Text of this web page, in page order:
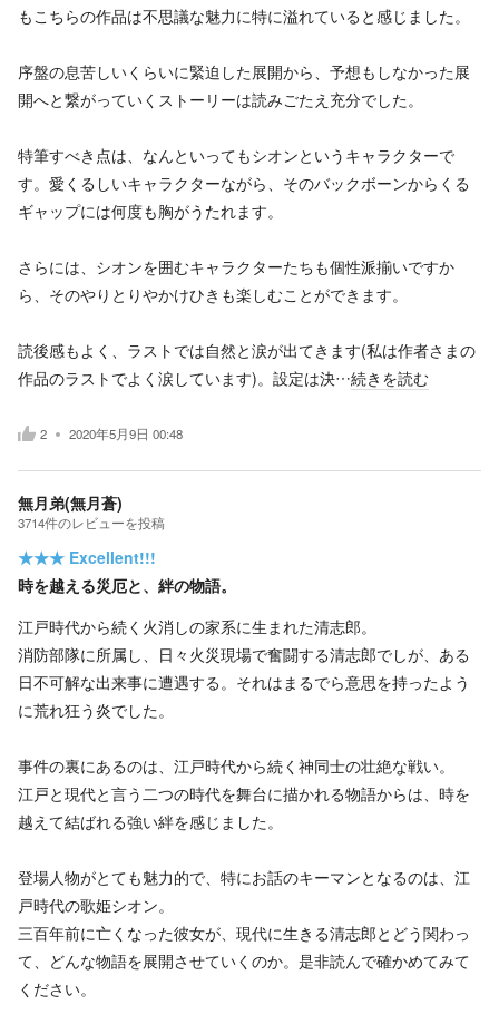
もこちらの作品は不思議な魅力に特に溢れていると感じました。
序盤の息苦しいくらいに緊迫した展開から、予想もしなかった展
開へと繋がっていくストーリーは読みごたえ充分でした。
特筆すべき点は、なんといってもシオンというキャラクターで
す。愛くるしいキャラクターながら、そのバックボーンからくる
ギャップには何度も胸がうたれます。
さらには、シオンを囲むキャラクターたちも個性派揃いですか
ら、そのやりとりやかけひきも楽しむことができます。
読後感もよく、ラストでは自然と涙が出てきます(私は作者さまの
作品のラストでよく涙しています)。設定は決…続きを読む
2 2020年5月9日 00:48
無月弟(無月蒼)
3714件のレビューを投稿
★★★ Excellent!!!
時を越える災厄と、絆の物語。
江戸時代から続く火消しの家系に生まれた清志郎。
消防部隊に所属し、日々火災現場で奮闘する清志郎でしが、ある
日不可解な出来事に遭遇する。それはまるでら意思を持ったよう
に荒れ狂う炎でした。
事件の裏にあるのは、江戸時代から続く神同士の壮絶な戦い。
江戸と現代と言う二つの時代を舞台に描かれる物語からは、時を
越えて結ばれる強い絆を感じました。
登場人物がとても魅力的で、特にお話のキーマンとなるのは、江
戸時代の歌姫シオン。
三百年前に亡くなった彼女が、現代に生きる清志郎とどう関わっ
て、どんな物語を展開させていくのか。是非読んで確かめてみて
ください。